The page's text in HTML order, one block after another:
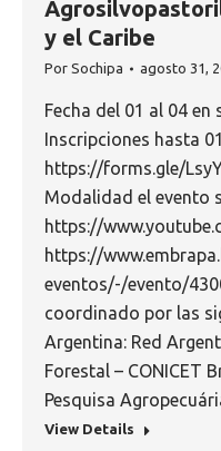
y el Caribe
Por Sochipa agosto 31,
Fecha del 01 al 04 en
Inscripciones hasta
https://forms.gle/
Modalidad el evento
https://
https://
eventos/-/evento/
coordinado por las
Argentina: Red
Forestal – CONICET
Pesquisa
View Details